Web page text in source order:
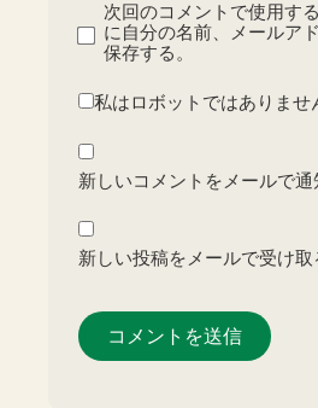
次回のコメントで使用す
に自分の名前、メールア
保存する。
私はロボットではありませ
新しいコメントをメールで通
新しい投稿をメールで受け取